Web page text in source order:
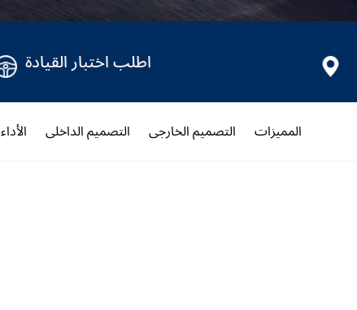
اطلب اختبار القيادة
المميزات التصميم الخارجي التصميم الداخلي الأداء